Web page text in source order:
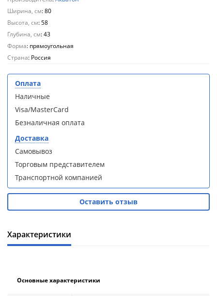
кабина
AvaCan
L910
Душевой
уголок
ABBER
Diamant
AG30120B5-
S90B5 +
поддон
(Витрина)
уголок
BelBagno
поддона
кабина
AvaCan
L910
Душевой
уголок
ABBER
Diamant
AG30120B5-
S90B5 +
поддон
(Витрина)
уголок
BelBagno
поддона
Ширина, см: 80
Высота, см: 58
Глубина, см: 43
Форма: прямоугольная
Страна: Россия
Оплата
Наличные
Visa/MasterCard
Безналичная оплата
Доставка
Самовывоз
Торговым представителем
Транспортной компанией
Оставить отзыв
Характеристики
Основные характеристики